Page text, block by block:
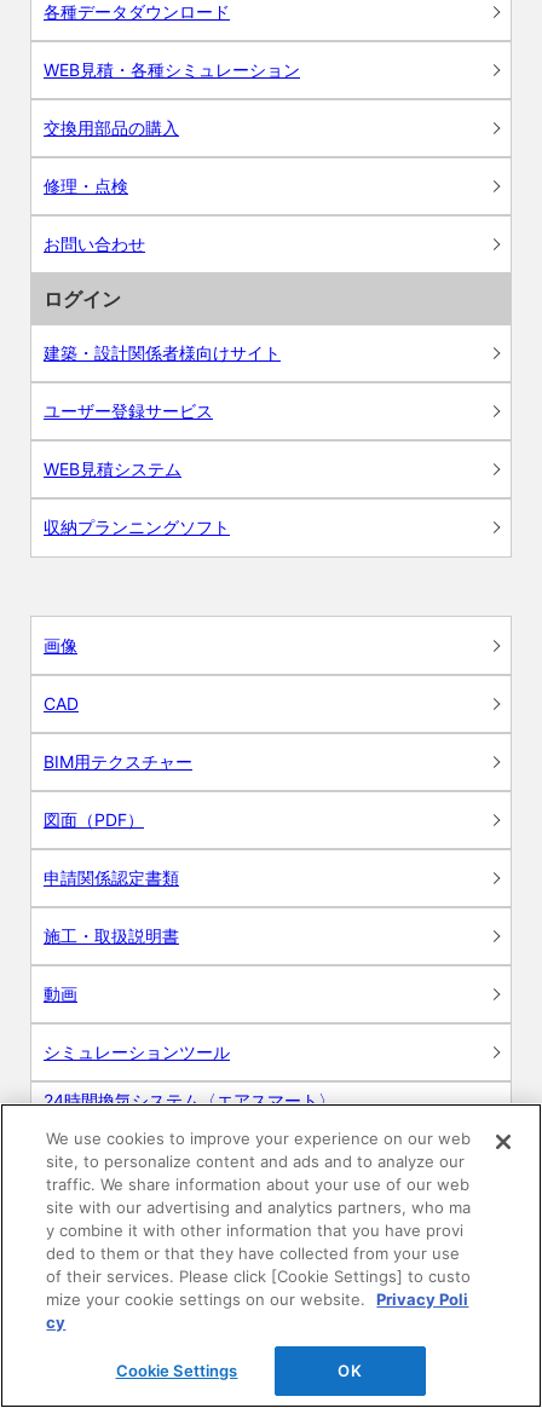
各種データダウンロード
WEB見積・各種シミュレーション
交換用部品の購入
修理・点検
お問い合わせ
ログイン
建築・設計関係者様向けサイト
ユーザー登録サービス
WEB見積システム
収納プランニングソフト
画像
CAD
BIM用テクスチャー
図面（PDF）
申請関係認定書類
施工・取扱説明書
動画
シミュレーションツール
24時間換気システム〈エアスマート〉
R&Dセンター環境測定・分析サービス
商品マスター申し込み
We use cookies to improve your experience on our web
site, to personalize content and ads and to analyze our
traffic. We share information about your use of our web
site with our advertising and analytics partners, who ma
y combine it with other information that you have provi
ded to them or that they have collected from your use
of their services. Please click [Cookie Settings] to custo
mize your cookie settings on our website.
Privacy Poli
cy
Cookie Settings OK